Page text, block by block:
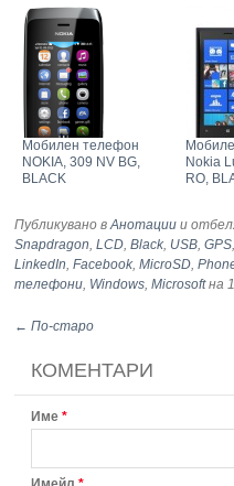
Мобилен телефон
NOKIA, 309 NV BG,
BLACK
Nokia
RO,
Публикувано вАнотации и
Snapdragon,LCD,Black, USB,GPS
LinkedIn,Facebook,MicroSD,
телефони, Windows,Microsoftна
← По-старо
КОМЕНТАРИ
Име *